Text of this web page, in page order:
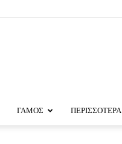
ΓΑΜΟΣ ΠΕΡΙΣΣΟΤΕΡΑ